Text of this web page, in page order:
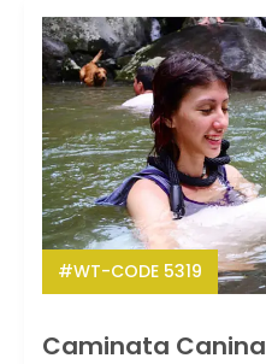
#WT-CODE 5319
Caminata Canina